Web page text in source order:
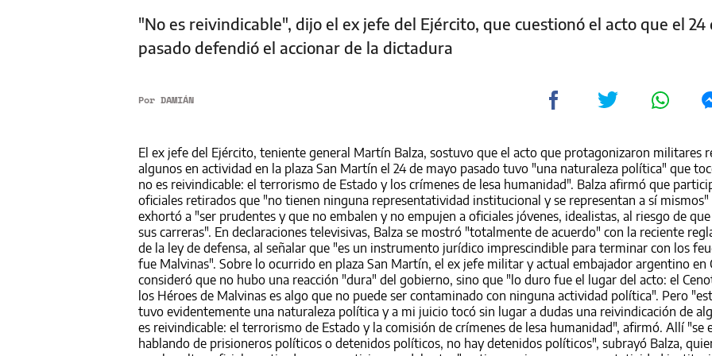
"No es reivindicable", dijo el ex jefe del Ejército, que cuestionó el acto que el 24
pasado defendió el accionar de la dictadura
Por DAMIÁN
El ex jefe del Ejército, teniente general Martín Balza, sostuvo que el acto que protagonizaron militares
algunos en actividad en la plaza San Martín el 24 de mayo pasado tuvo "una naturaleza política" que
no es reivindicable: el terrorismo de Estado y los crímenes de lesa humanidad". Balza afirmó que
oficiales retirados que "no tienen ninguna representatividad institucional y se representan a sí mismos"
exhortó a "ser prudentes y que no embalen y no empujen a oficiales jóvenes, idealistas, al riesgo de
sus carreras". En declaraciones televisivas, Balza se mostró "totalmente de acuerdo" con la reciente
de la ley de defensa, al señalar que "es un instrumento jurídico imprescindible para terminar con los
fue Malvinas". Sobre lo ocurrido en plaza San Martín, el ex jefe militar y actual embajador argentino en
consideró que no hubo una reacción "dura" del gobierno, sino que "lo duro fue el lugar del acto: el
los Héroes de Malvinas es algo que no puede ser contaminado con ninguna actividad política". Pero
tuvo evidentemente una naturaleza política y a mi juicio tocó sin lugar a dudas una reivindicación de
es reivindicable: el terrorismo de Estado y la comisión de crímenes de lesa humanidad", afirmó. Allí "se
hablando de prisioneros políticos o detenidos políticos, no hay detenidos políticos", subrayó Balza,